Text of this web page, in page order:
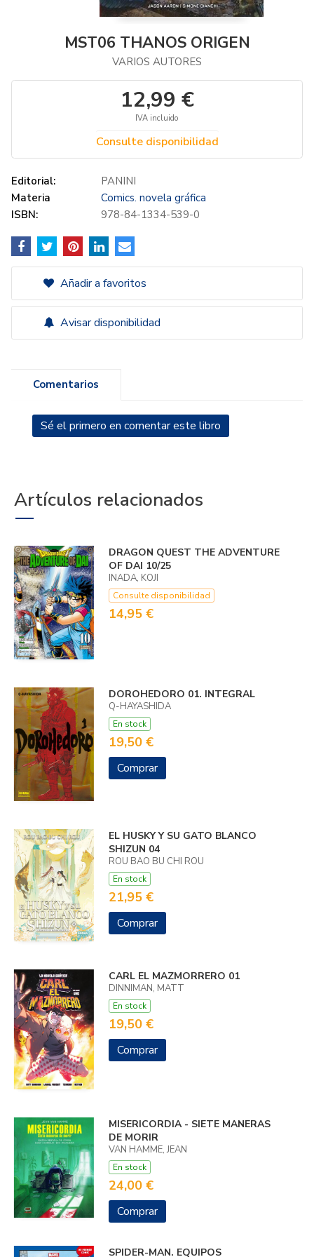
MST06 THANOS ORIGEN
VARIOS AUTORES
12,99 €
IVA incluido
Consulte disponibilidad
Editorial:
PANINI
Materia
Comics. novela gráfica
ISBN:
978-84-1334-539-0
Añadir a favoritos
Avisar disponibilidad
Comentarios
Sé el primero en comentar este libro
Artículos relacionados
DRAGON QUEST THE ADVENTURE
OF DAI 10/25
INADA, KOJI
Consulte disponibilidad
14,95 €
DOROHEDORO 01. INTEGRAL
Q-HAYASHIDA
En stock
19,50 €
Comprar
EL HUSKY Y SU GATO BLANCO
SHIZUN 04
ROU BAO BU CHI ROU
En stock
21,95 €
Comprar
CARL EL MAZMORRERO 01
DINNIMAN, MATT
En stock
19,50 €
Comprar
MISERICORDIA - SIETE MANERAS
DE MORIR
VAN HAMME, JEAN
En stock
24,00 €
Comprar
SPIDER-MAN. EQUIPOS